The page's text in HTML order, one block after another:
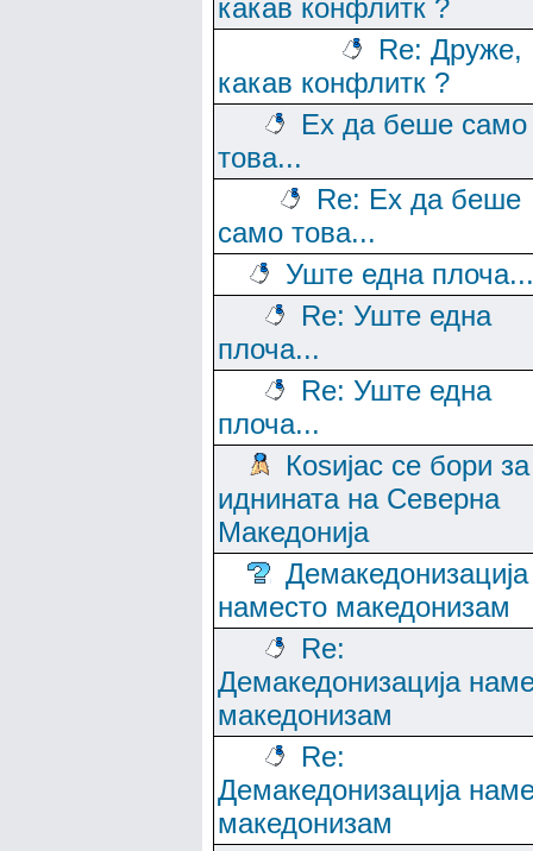
какав конфлитк ?
Re: Друже,
какав конфлитк ?
Ех да беше само
това...
Re: Ех да беше
само това...
Уште една плоча...
Re: Уште една
плоча...
Re: Уште една
плоча...
Коѕијас се бори за
иднината на Северна
Македонија
Демакедонизација
наместо македонизам
Re:
Демакедонизација
македонизам
Re:
Демакедонизација
македонизам